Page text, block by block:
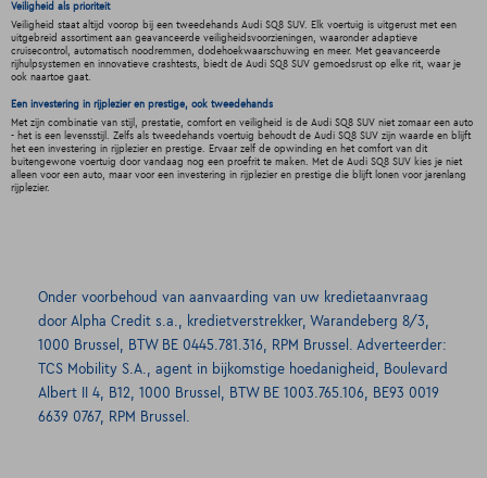
Veiligheid als prioriteit
Veiligheid staat altijd voorop bij een tweedehands Audi SQ8 SUV. Elk voertuig is uitgerust met een
uitgebreid assortiment aan geavanceerde veiligheidsvoorzieningen, waaronder adaptieve
cruisecontrol, automatisch noodremmen, dodehoekwaarschuwing en meer. Met geavanceerde
rijhulpsystemen en innovatieve crashtests, biedt de Audi SQ8 SUV gemoedsrust op elke rit, waar je
ook naartoe gaat.
Een investering in rijplezier en prestige, ook tweedehands
Met zijn combinatie van stijl, prestatie, comfort en veiligheid is de Audi SQ8 SUV niet zomaar een auto
- het is een levensstijl. Zelfs als tweedehands voertuig behoudt de Audi SQ8 SUV zijn waarde en blijft
het een investering in rijplezier en prestige. Ervaar zelf de opwinding en het comfort van dit
buitengewone voertuig door vandaag nog een proefrit te maken. Met de Audi SQ8 SUV kies je niet
alleen voor een auto, maar voor een investering in rijplezier en prestige die blijft lonen voor jarenlang
rijplezier.
Onder voorbehoud van aanvaarding van uw kredietaanvraag
door Alpha Credit s.a., kredietverstrekker, Warandeberg 8/3,
1000 Brussel, BTW BE 0445.781.316, RPM Brussel. Adverteerder:
TCS Mobility S.A., agent in bijkomstige hoedanigheid, Boulevard
Albert II 4, B12, 1000 Brussel, BTW BE 1003.765.106, BE93 0019
6639 0767, RPM Brussel.